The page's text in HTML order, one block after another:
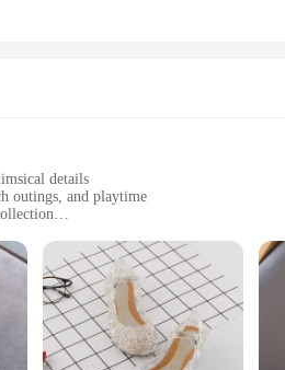
details
outings, and playtime
and a matching accessory
the imagination. Whether it's a day